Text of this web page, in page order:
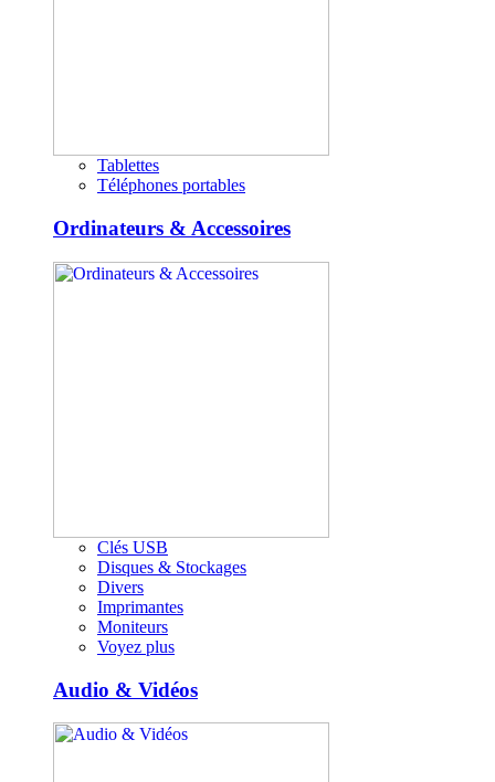
Tablettes
Téléphones portables
Ordinateurs & Accessoires
Clés USB
Disques & Stockages
Divers
Imprimantes
Moniteurs
Voyez plus
Audio & Vidéos